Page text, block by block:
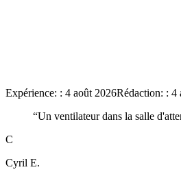
Expérience: : 4 août 2026Rédaction: : 4
“Un ventilateur dans la salle
C
Cyril E.